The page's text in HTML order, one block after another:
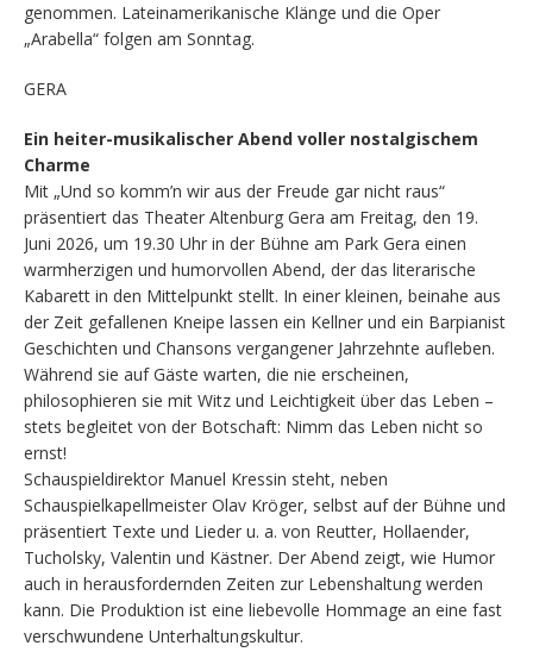
genommen. Lateinamerikanische Klänge und die Oper
„Arabella“ folgen am Sonntag.
GERA
Ein heiter-musikalischer Abend voller nostalgischem
Charme
Mit „Und so komm’n wir aus der Freude gar nicht raus“
präsentiert das Theater Altenburg Gera am Freitag, den 19.
Juni 2026, um 19.30 Uhr in der Bühne am Park Gera einen
warmherzigen und humorvollen Abend, der das literarische
Kabarett in den Mittelpunkt stellt. In einer kleinen, beinahe aus
der Zeit gefallenen Kneipe lassen ein Kellner und ein Barpianist
Geschichten und Chansons vergangener Jahrzehnte aufleben.
Während sie auf Gäste warten, die nie erscheinen,
philosophieren sie mit Witz und Leichtigkeit über das Leben –
stets begleitet von der Botschaft: Nimm das Leben nicht so
ernst!
Schauspieldirektor Manuel Kressin steht, neben
Schauspielkapellmeister Olav Kröger, selbst auf der Bühne und
präsentiert Texte und Lieder u. a. von Reutter, Hollaender,
Tucholsky, Valentin und Kästner. Der Abend zeigt, wie Humor
auch in herausfordernden Zeiten zur Lebenshaltung werden
kann. Die Produktion ist eine liebevolle Hommage an eine fast
verschwundene Unterhaltungskultur.